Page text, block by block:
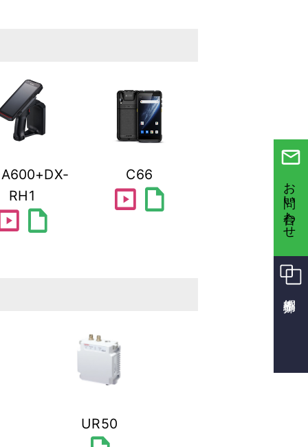
お問い合わせ
RH1
draft
C66
slideshow draft
UR50